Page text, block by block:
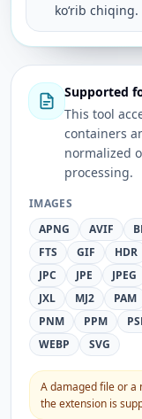
koʻrib chiqing.
Supported
This tool
containers
normalized
processing.
IMAGES
APNG
AVIF
FTS
GIF HDR
JPC
JPE JPEG
JXL
MJ2 PAM
PNM
PPM
WEBP
SVG
A damaged file or a
the extension is